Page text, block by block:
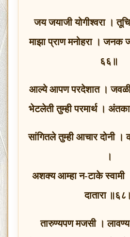
जय जयाजी योगीश्वरा । तूचि
माझा प्राण मनोहरा । जनक
६६॥
आल्ये आपण परदेशात । जवळी
भेटलेती तुम्ही परमार्थ ।
सांगितले तुम्ही आचार दोनी ।
।
अशक्य आम्हा न-टाके
दातारा
तारुण्यपण मजसी ।